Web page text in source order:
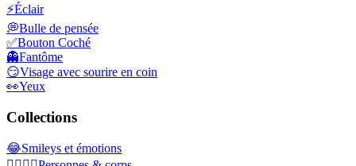
⚡Éclair
💭Bulle de pensée
✅Bouton Coché
👻Fantôme
😏Visage avec sourire en coin
👀Yeux
Collections
😂Smileys et émotions